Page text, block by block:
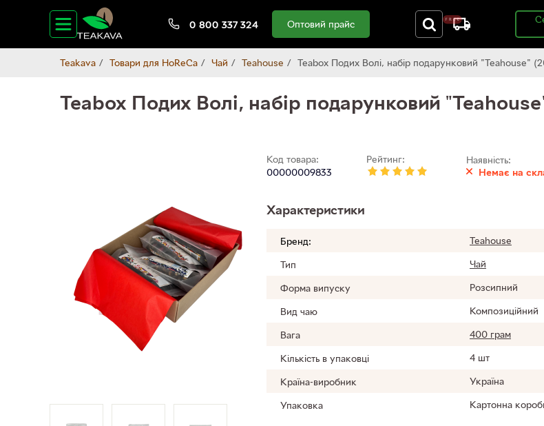
0 800 337 324 Оптовий прайс
Teakava Товари для HoReCa Чай Teahouse Teabox Подих Волі, набір подарунковий "Teahouse"
Teabox Подих Волі, набір подарунковий
Код товара:
00000009833
Рейтинг:
Наявність:
Немає на
Характеристики
Бренд: Teahouse
Тип Чай
Форма випуску Розсипний
Вид чаю Композиційний
Вага 400 грам
Кількість в упаковці 4 шт
Країна-виробник Україна
Упаковка Картонна